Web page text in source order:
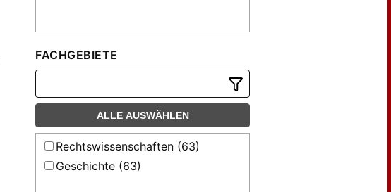
FACHGEBIETE
ALLE AUSWÄHLEN
Rechtswissenschaften (63)
Geschichte (63)